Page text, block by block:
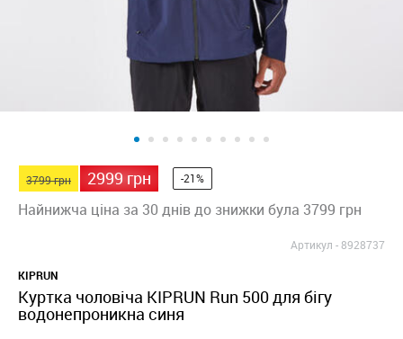
3799 грн 2999 грн -21%
Найнижча ціна за 30 днів до знижки була 3799 грн
Артикул -8928737
KIPRUN
Куртка чоловіча KIPRUN Run 500 для бігу
водонепроникна синя